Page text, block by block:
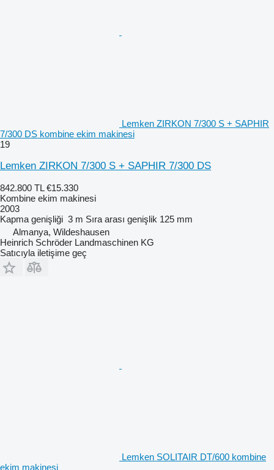
Lemken ZIRKON 7/300 S + SAPHIR
7/300 DS kombine ekim makinesi
19
Lemken ZIRKON 7/300 S + SAPHIR 7/300 DS
842.800 TL €15.330
Kombine ekim makinesi
2003
Kapma genişliği 3 m Sıra arası genişlik 125 mm
Almanya, Wildeshausen
Heinrich Schröder Landmaschinen KG
Satıcıyla iletişime geç
Lemken SOLITAIR DT/600 kombine
ekim makinesi